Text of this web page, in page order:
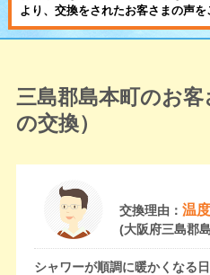
より、交換をされたお客さまの声を
三島郡島本町のお
の交換）
交換理由： 温
(大阪府三島郡
シャワーが順調に暖かくなる